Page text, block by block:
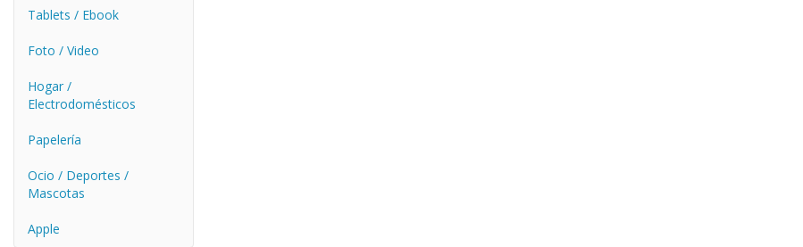
Tablets / Ebook
Foto / Video
Hogar /
Electrodomésticos
Papelería
Ocio / Deportes /
Mascotas
Apple